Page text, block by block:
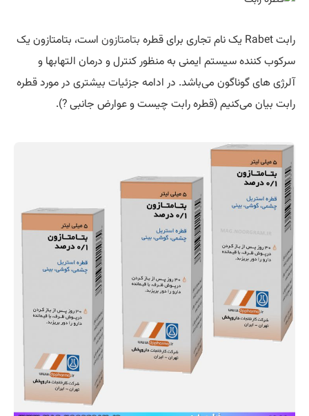
رابت Rabet یک نام تجاری برای قطره بتامتازون است، بتامتازون یک
سرکوب کننده سیستم ایمنی به منظور کنترل و درمان التهابها و
آلرژی های گوناگون می‌باشد. در ادامه جزئیات بیشتری در مورد قطره
رابت بیان می‌کنیم (قطره رابت چیست و عوارض جانبی ?).